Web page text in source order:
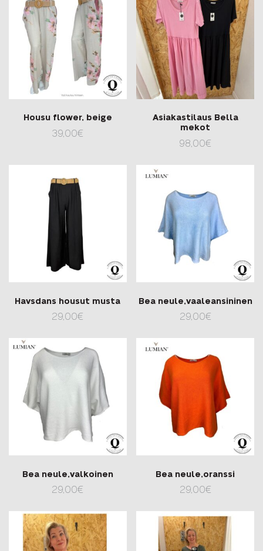
Housu flower, beige
39,00€
Asiakastilaus Bella
mekot
98,00€
Havsdans housut musta
29,00€
Bea neule,vaaleansininen
29,00€
Bea neule,valkoinen
29,00€
Bea neule,oranssi
29,00€